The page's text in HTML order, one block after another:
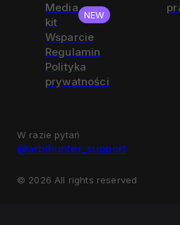
Media
kit
NEW
Wsparcie
Regulamin
Polityka
prywatności
W razie pytań
@arbihunter_support
© 2026 All rights reserved